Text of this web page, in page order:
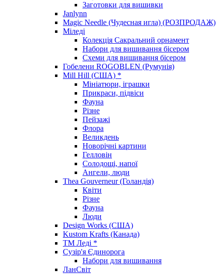
Заготовки для вишивки
Janlynn
Magic Needle (Чудесная игла) (РОЗПРОДАЖ)
Міледі
Колекція Сакральний орнамент
Набори для вишивання бісером
Схеми для вишивання бісером
Гобелени ROGOBLEN (Румунія)
Mill Hill (США) *
Мініатюри, іграшки
Прикраси, підвіси
Фауна
Різне
Пейзажі
Флора
Великдень
Новорічні картини
Гелловін
Солодощі, напої
Ангели, люди
Thea Gouverneur (Голандія)
Квіти
Різне
Фауна
Люди
Design Works (США)
Kustom Krafts (Канада)
ТМ Леді *
Сузір'я Єдинорога
Набори для вишивання
ЛанСвіт